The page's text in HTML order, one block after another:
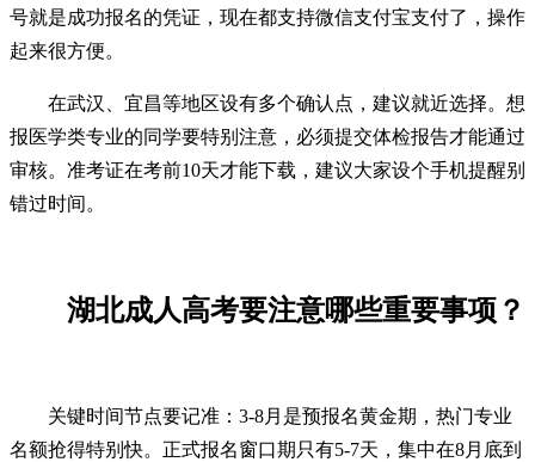
号就是成功报名的凭证，现在都支持微信支付宝支付了，操作
起来很方便。
在武汉、宜昌等地区设有多个确认点，建议就近选择。想
报医学类专业的同学要特别注意，必须提交体检报告才能通过
审核。准考证在考前10天才能下载，建议大家设个手机提醒别
错过时间。
湖北成人高考要注意哪些重要事项？
关键时间节点要记准：3-8月是预报名黄金期，热门专业
名额抢得特别快。正式报名窗口期只有5-7天，集中在8月底到